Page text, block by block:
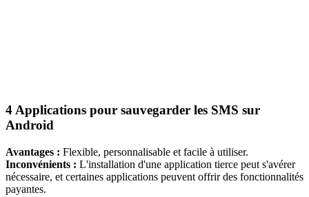
4 Applications pour sauvegarder les SMS sur
Android
Avantages : Flexible, personnalisable et facile à utiliser.
Inconvénients : L'installation d'une application tierce peut s'avérer
nécessaire, et certaines applications peuvent offrir des fonctionnalités
payantes.